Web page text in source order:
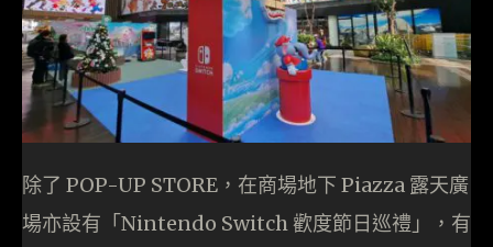
除了 POP-UP STORE，在商場地下 Piazza 露天廣
場亦設有「Nintendo Switch 歡度節日巡禮」，有